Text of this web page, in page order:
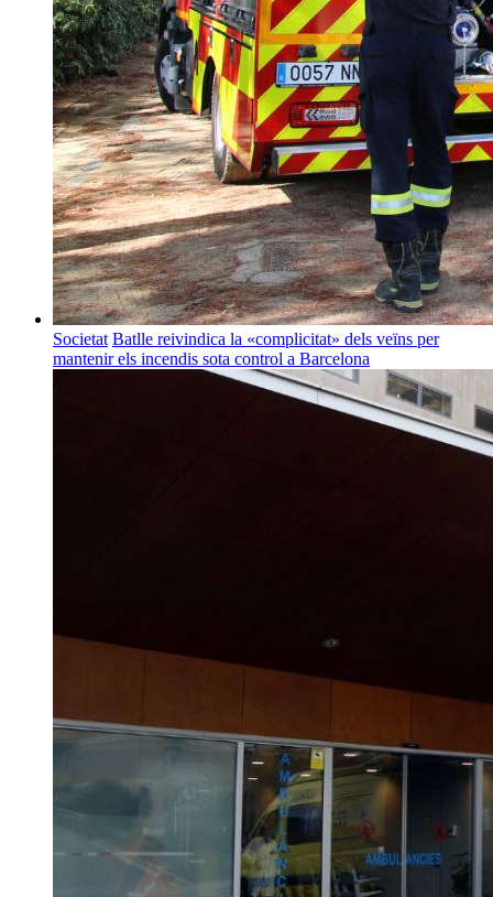
Societat Batlle reivindica la «complicitat» dels veïns per
mantenir els incendis sota control a Barcelona